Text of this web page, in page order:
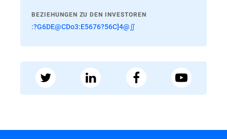
BEZIEHUNGEN ZU DEN INVESTOREN
:?G6DE@CDo3:E5676?56C]4@∬